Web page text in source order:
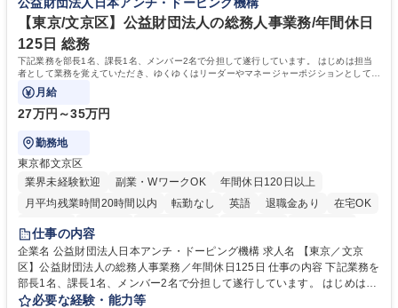
【東京/文京区】公益財団法人の総務人事業務/年間休日
125日 総務
下記業務を部長1名、課長1名、メンバー2名で分担して遂行しています。 はじめは担当
者として業務を覚えていただき、ゆくゆくはリーダーやマネージャーポジションとして活
躍いただくことを期待しています。
月給
27万円～35万円
勤務地
東京都文京区
業界未経験歓迎
副業・WワークOK
年間休日120日以上
月平均残業時間20時間以内
転勤なし 英語 退職金あり
在宅OK
賞与あり
育休あり
食事補助あり
仕事の内容
企業名 公益財団法人日本アンチ・ドーピング機構 求人名 【東京／文京
区】公益財団法人の総務人事業務／年間休日125日 仕事の内容 下記業務を
部長1名、課長1名、メンバー2名で分担して遂行しています。 はじめは担
当者として業務を覚えていただき、ゆくゆくはリーダーやマネージャーポ
必要な経験・能力等